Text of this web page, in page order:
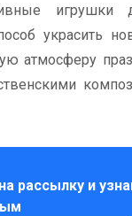
украсить
атмосферу
и пусть
рассылку и